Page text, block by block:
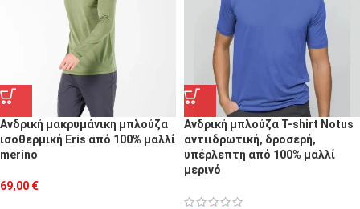
Ανδρική μακρυμάνικη μπλούζα
ισοθερμική Eris από 100% μαλλί
merino
69,00 €
Ανδρική μπλούζα T-shirt Notus
αντιιδρωτική, δροσερή,
υπέρλεπτη από 100% μαλλί
μερινό